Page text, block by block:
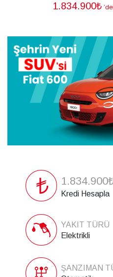
1.834.900₺
Kredi Hesapla
YAKIT TÜRÜ
Elektrikli
ŞANZIMAN